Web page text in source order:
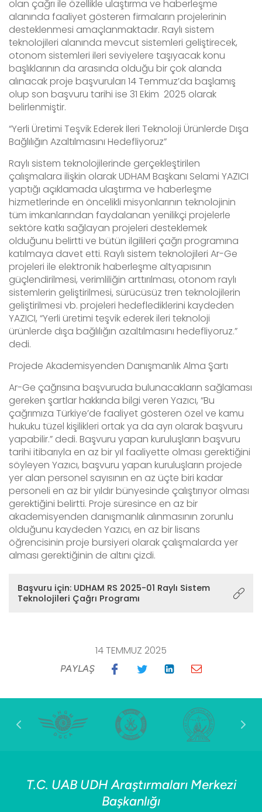
olan çağrı ile özellikle ulaştırma ve haberleşme
alanında faaliyet gösteren firmaların projelerinin
desteklenmesi amaçlanmaktadır. Raylı sistem
teknolojileri alanında mevcut sistemleri geliştirecek,
otonom sistemleri ileri seviyelere taşıyacak konu
başlıklarının da arasında olduğu bir çok alanda
alınacak proje başvuruları 14 Temmuz’da başlamış
olup son başvuru tarihi ise 31 Ekim 2025 olarak
belirlenmiştir.
“Yerli Üretimi Teşvik Ederek İleri Teknoloji Ürünlerde Dışa
Bağlılığın Azaltılmasını Hedefliyoruz”
Raylı sistem teknolojilerinde gerçekleştirilen
çalışmalara ilişkin olarak UDHAM Başkanı Selami YAZICI
yaptığı açıklamada ulaştırma ve haberleşme
hizmetlerinde en öncelikli misyonlarının teknolojinin
tüm imkanlarından faydalanan yenilikçi projelerle
sektöre katkı sağlayan projeleri desteklemek
olduğunu belirtti ve bütün ilgilileri çağrı programına
katılmaya davet etti. Raylı sistem teknolojileri Ar-Ge
projeleri ile elektronik haberleşme altyapısının
güçlendirilmesi, verimliliğin arttırılması, otonom raylı
sistemlerin geliştirilmesi, sürücüsüz tren teknolojilerin
geliştirilmesi vb. projeleri hedeflediklerini kaydeden
YAZICI, “Yerli üretimi teşvik ederek ileri teknoloji
ürünlerde dışa bağlılığın azaltılmasını hedefliyoruz.”
dedi.
Projede Akademisyenden Danışmanlık Alma Şartı
Ar-Ge çağrısına başvuruda bulunacakların sağlaması
gereken şartlar hakkında bilgi veren Yazıcı, “Bu
çağrımıza Türkiye’de faaliyet gösteren özel ve kamu
hukuku tüzel kişilikleri ortak ya da ayrı olarak başvuru
yapabilir.” dedi. Başvuru yapan kuruluşların başvuru
tarihi itibarıyla en az bir yıl faaliyette olması gerektiğini
söyleyen Yazıcı, başvuru yapan kuruluşların projede
yer alan personel sayısının en az üçte biri kadar
personeli en az bir yıldır bünyesinde çalıştırıyor olması
gerektiğini belirtti. Proje süresince en az bir
akademisyenden danışmanlık alınmasının zorunlu
olduğunu kaydeden Yazıcı, en az bir lisans
öğrencisinin proje bursiyeri olarak çalışmalarda yer
alması gerektiğinin de altını çizdi.
Başvuru için: UDHAM RS 2025-01 Raylı Sistem
Teknolojileri Çağrı Programı
14 TEMMUZ 2025
PAYLAŞ
T.C. UAB UDH Araştırmaları Merkezi
Başkanlığı